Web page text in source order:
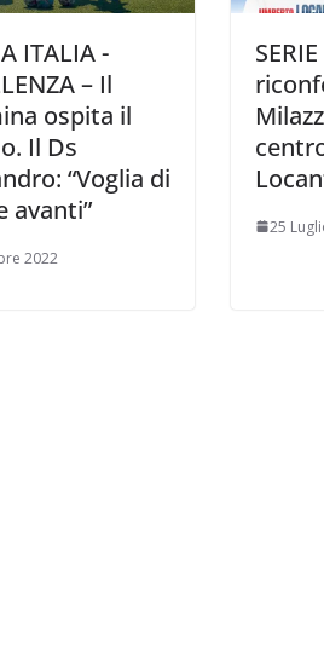
ITALIA -
– Il
ospita il
Il Ds
“Voglia di
avanti”
2022
25